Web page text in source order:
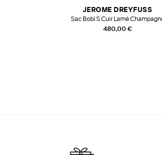
480,00 €
JEROME DREYFUSS
Sac Bobi S Cuir Lamé